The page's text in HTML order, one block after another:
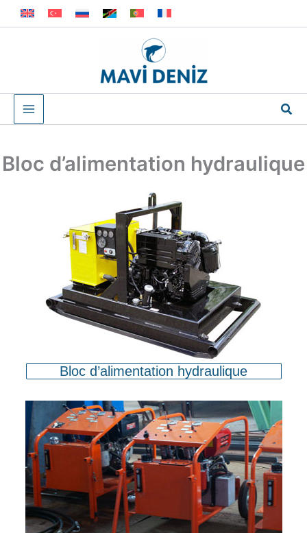
au
Bloc d’alimentation hydraulique
Bloc d’alimentation hydraulique